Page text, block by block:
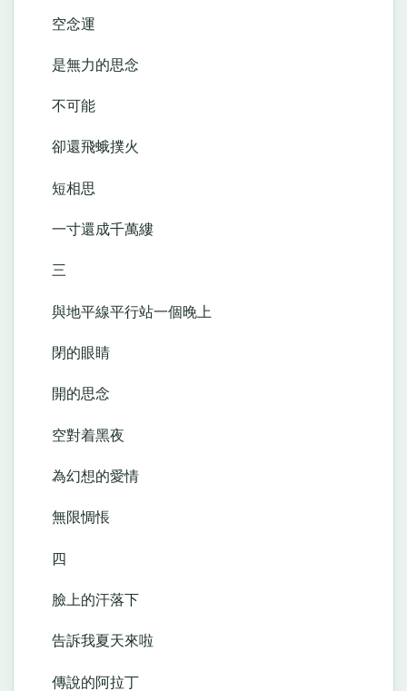
空念運
是無力的思念
不可能
卻還飛蛾撲火
短相思
一寸還成千萬縷
三
與地平線平行站一個晚上
閉的眼睛
開的思念
空對着黑夜
為幻想的愛情
無限惆悵
四
臉上的汗落下
告訴我夏天來啦
傳說的阿拉丁